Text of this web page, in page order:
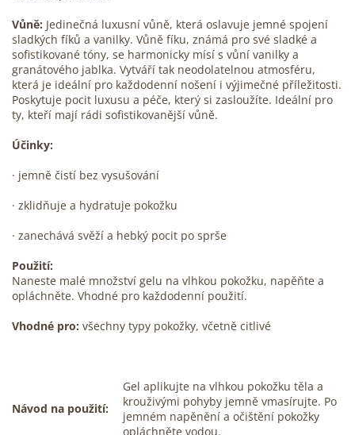
Vůně: Jedinečná luxusní vůně, která oslavuje jemné spojení
sladkých fíků a vanilky. Vůně fíku, známá pro své sladké a
sofistikované tóny, se harmonicky mísí s vůní vanilky a
granátového jablka. Vytváří tak neodolatelnou atmosféru,
která je ideální pro každodenní nošení i výjimečné příležitosti.
Poskytuje pocit luxusu a péče, který si zasloužíte. Ideální pro
ty, kteří mají rádi sofistikovanější vůně.
Účinky:
· jemně čistí bez vysušování
· zklidňuje a hydratuje pokožku
· zanechává svěží a hebký pocit po sprše
Použití:
Naneste malé množství gelu na vlhkou pokožku, napěňte a
opláchněte. Vhodné pro každodenní použití.
Vhodné pro: všechny typy pokožky, včetně citlivé
Návod na použití:
Gel aplikujte na vlhkou pokožku těla a
krouživými pohyby jemně vmasírujte. Po
jemném napěnění a očištění pokožky
opláchněte vodou.